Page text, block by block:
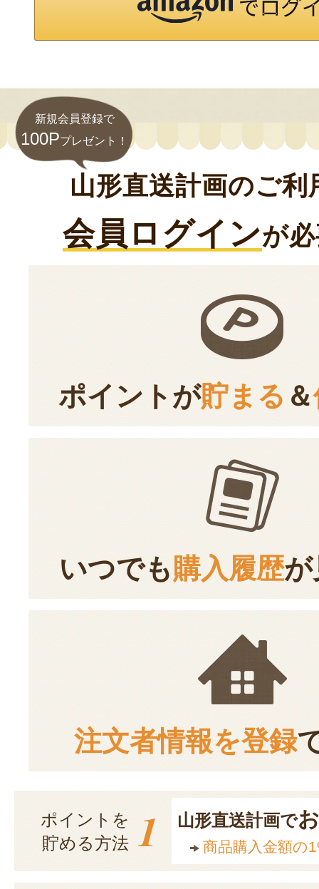
新規会員登録で
100Pプレゼント！
山形直送計画のご利
会員ログインが
ポイントが貯まる ＆
いつでも購入履歴が
注文者情報を登録
ポイントを
貯める方法 1 山形直送計画で
商品購入金額の